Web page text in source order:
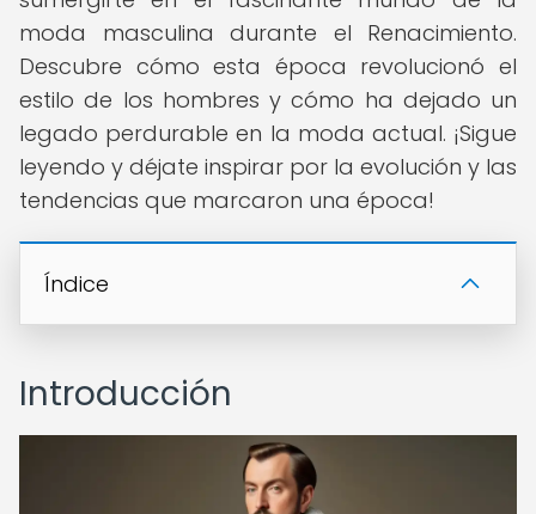
moda masculina durante el Renacimiento.
Descubre cómo esta época revolucionó el
estilo de los hombres y cómo ha dejado un
legado perdurable en la moda actual. ¡Sigue
leyendo y déjate inspirar por la evolución y las
tendencias que marcaron una época!
Índice
Introducción